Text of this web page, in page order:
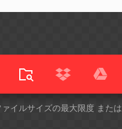
イルサイズの最大限度 または